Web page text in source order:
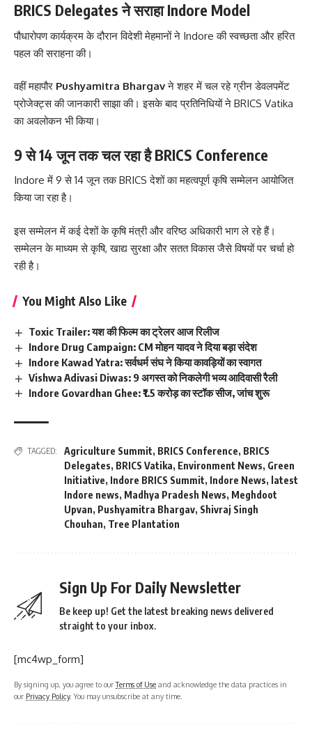
BRICS Delegates ने सराहा Indore Model
पौधारोपण कार्यक्रम के दौरान विदेशी मेहमानों ने Indore की स्वच्छता और हरित
पहल की सराहना की।
वहीं महापौर Pushyamitra Bhargavने शहर में चल रहे ग्रीन डेवलपमेंट
प्रोजेक्ट्स की जानकारी साझा की। इसके बाद प्रतिनिधियों ने BRICS Vatika
का अवलोकन भी किया।
9 से 14 जून तक चल रहा है BRICS Conference
Indore में 9 से 14 जून तक BRICS देशों का महत्वपूर्ण कृषि सम्मेलन आयोजित
किया जा रहा है।
इस सम्मेलन में कई देशों के कृषि मंत्री और वरिष्ठ अधिकारी भाग ले रहे हैं।
सम्मेलन के माध्यम से कृषि, खाद्य सुरक्षा और सतत विकास जैसे विषयों पर चर्चा हो
रही है।
You Might Also Like
Toxic Trailer: यश की फिल्म का ट्रेलर आज रिलीज
Indore Drug Campaign: CM मोहन यादव ने दिया बड़ा संदेश
Indore Kawad Yatra: सर्वधर्म संघ ने किया कावड़ियों का स्वागत
Vishwa Adivasi Diwas: 9 अगस्त को निकलेगी भव्य आदिवासी रैली
Indore Govardhan Ghee: ₹1.5 करोड़ का स्टॉक सीज, जांच शुरू
TAGGED: Agriculture Summit, BRICS Conference, BRICS
Delegates, BRICS Vatika, Environment News, Green
Initiative, Indore BRICS Summit, Indore News, latest
Indore news, Madhya Pradesh News, Meghdoot
Upvan, Pushyamitra Bhargav, Shivraj Singh
Chouhan, Tree Plantation
Sign Up For Daily Newsletter
Be keep up! Get the latest breaking news delivered
straight to your inbox.
[mc4wp_form]
By signing up, you agree to ourTerms of Use and acknowledge the data practices in
our Privacy Policy. You may unsubscribe at any time.